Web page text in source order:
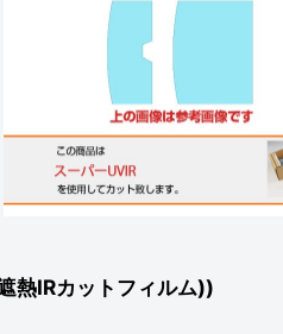
熱IRカットフィルム))